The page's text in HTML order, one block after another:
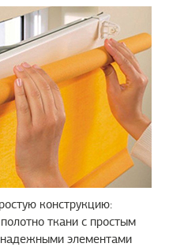
конструкцию:
ткани с простым
элементами